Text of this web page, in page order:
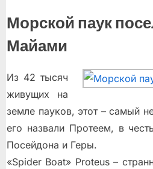
Морской паук
Майами
Из 42 тысяч
живущих на
земле пауков, этот – самый
его назвали Протеем, в
Посейдона и Геры.
«Spider Boat» Proteus –